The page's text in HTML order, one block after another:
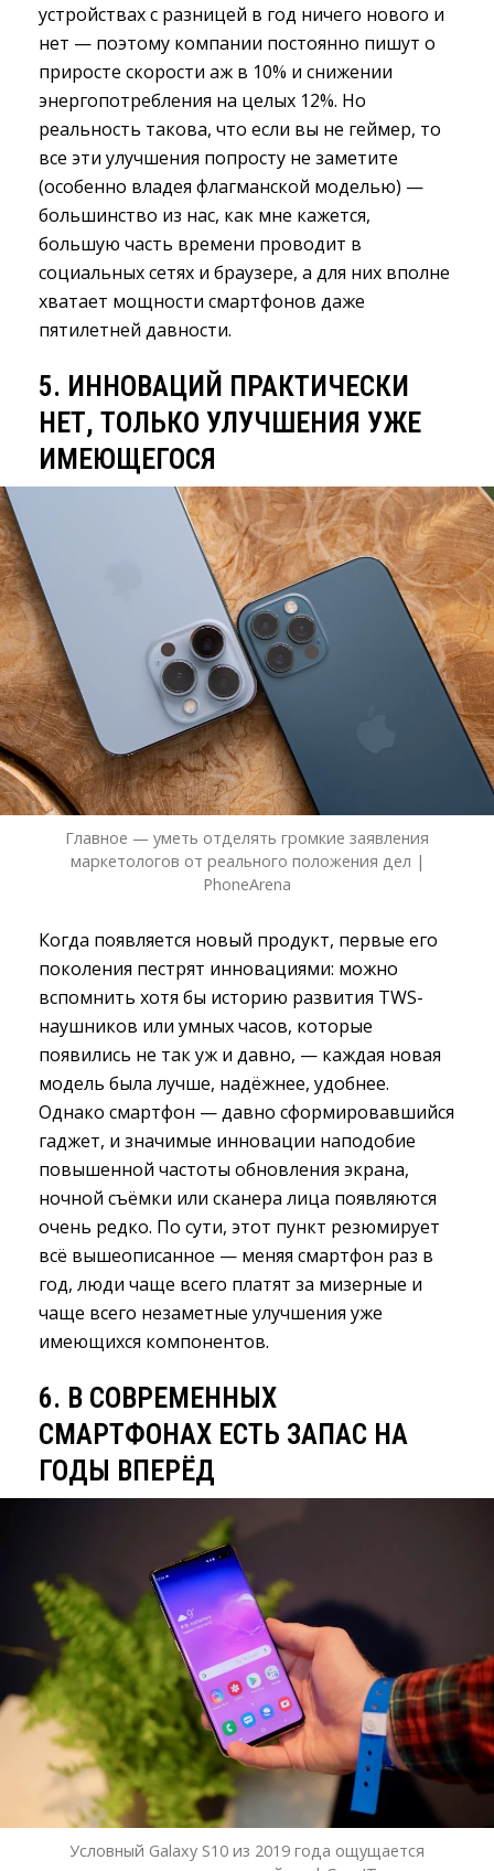
устройствах с разницей в год ничего нового и
нет — поэтому компании постоянно пишут о
приросте скорости аж в 10% и снижении
энергопотребления на целых 12%. Но
реальность такова, что если вы не геймер, то
все эти улучшения попросту не заметите
(особенно владея флагманской моделью) —
большинство из нас, как мне кажется,
большую часть времени проводит в
социальных сетях и браузере, а для них вполне
хватает мощности смартфонов даже
пятилетней давности.
5. ИННОВАЦИЙ ПРАКТИЧЕСКИ
НЕТ, ТОЛЬКО УЛУЧШЕНИЯ УЖЕ
ИМЕЮЩЕГОСЯ
Главное — уметь отделять громкие заявления
маркетологов от реального положения дел |
PhoneArena
Когда появляется новый продукт, первые его
поколения пестрят инновациями: можно
вспомнить хотя бы историю развития TWS-
наушников или умных часов, которые
появились не так уж и давно, — каждая новая
модель была лучше, надёжнее, удобнее.
Однако смартфон — давно сформировавшийся
гаджет, и значимые инновации наподобие
повышенной частоты обновления экрана,
ночной съёмки или сканера лица появляются
очень редко. По сути, этот пункт резюмирует
всё вышеописанное — меняя смартфон раз в
год, люди чаще всего платят за мизерные и
чаще всего незаметные улучшения уже
имеющихся компонентов.
6. В СОВРЕМЕННЫХ
СМАРТФОНАХ ЕСТЬ ЗАПАС НА
ГОДЫ ВПЕРЁД
Условный Galaxy S10 из 2019 года ощущается